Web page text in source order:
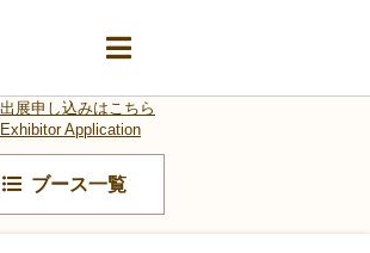
ブース一覧
出展申し込みはこちら
Exhibitor Application